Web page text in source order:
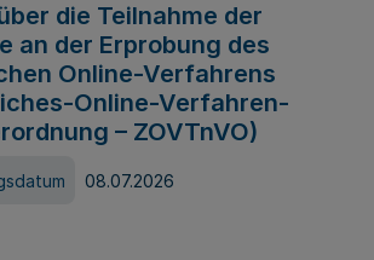
die Teilnahme der
an der Erprobung des
Online-Verfahrens
Online-Verfahren-
– ZOVTnVO)
08.07.2026